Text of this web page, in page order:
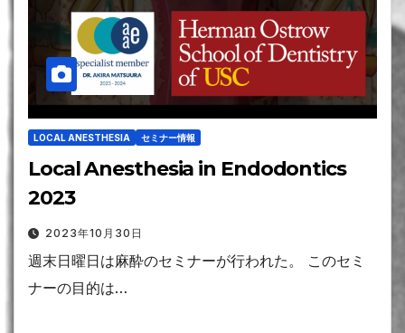
LOCAL ANESTHESIA セミナー情報
Local Anesthesia in Endodontics
2023
2023年10月30日
週末日曜日は麻酔のセミナーが行われた。 このセミ
ナーの目的は…